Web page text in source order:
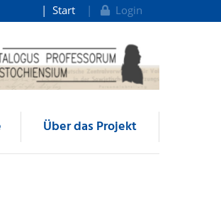
Start Login
Über das Projekt